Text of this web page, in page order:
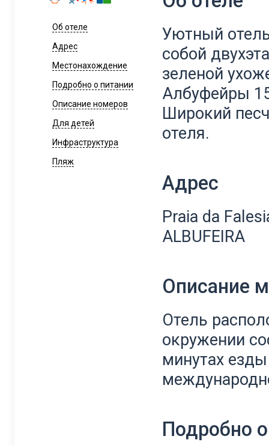
Об отеле
Адрес
Местонахождение
Подробно о питании
Описание номеров
Для детей
Инфраструктура
Пляж
Уютный
собой
зеленой
Албуфейры
Широкий
отеля.
Адрес
Praia da
ALBUFEIRA
Описание
Отель
окружении
минутах
Подробно